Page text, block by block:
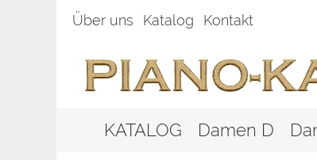
Über uns Katalog Kontakt
KATALOG Damen D